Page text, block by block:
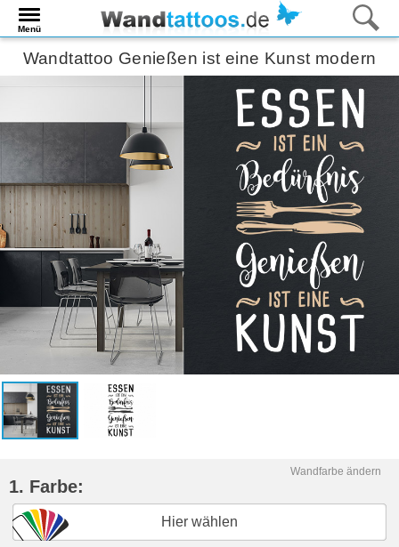
Menü
Wandtattoo Genießen ist eine Kunst modern
Wandfarbe ändern
1. Farbe:
Hier wählen